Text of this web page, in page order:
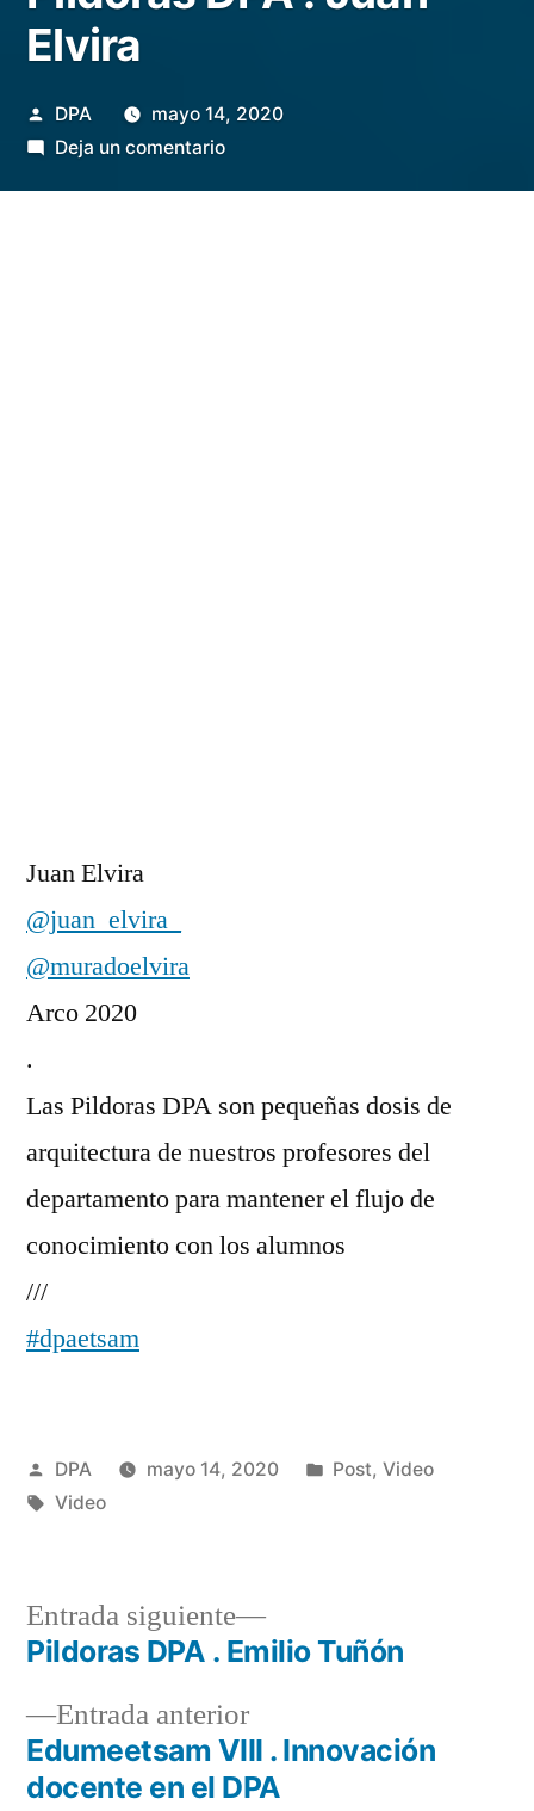
Elvira
Publicado
por
DPA
mayo 14, 2020
Deja un comentarioen
Juan Elvira
@juan_elvira_
@muradoelvira
Arco 2020
.
Las Pildoras DPA son pequeñas dosis de
arquitectura de nuestros profesores del
departamento para mantener el flujo de
conocimiento con los alumnos
///
#dpaetsam
Publicado
por
DPA mayo 14, 2020
Publicado
Post,Video
Etiquetas:
Video
Navegación
de
entradas
Entrada anteriorEntrada
anterior:
Edumeetsam VIII . Innovación
docente en el DPA
Entrada siguiente
Entrada
siguiente:
Pildoras DPA . Emilio Tuñón